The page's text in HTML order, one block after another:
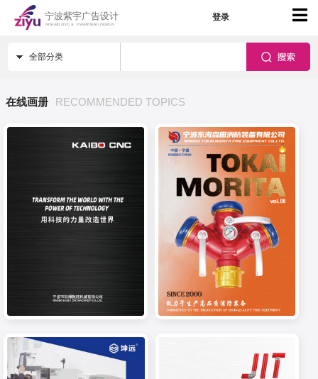
登录
全部分类
在线画册 RECOMMENDED TOPICS